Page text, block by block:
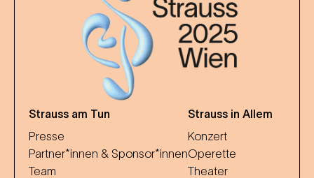
Strauss am Tun
Presse
Partner*innen & Sponsor*innen
Team
Strauss in Allem
Konzert
Operette
Theater